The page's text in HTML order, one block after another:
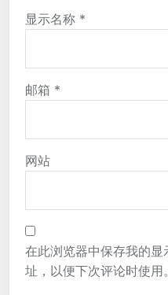
显示名称 *
邮箱 *
网站
在此浏览器中保存我的
址，以便下次评论时使用。